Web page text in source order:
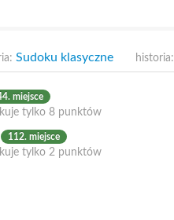
Sudoku klasyczne historia:
miejsce
tylko 8 punktów
112. miejsce
tylko 2 punktów